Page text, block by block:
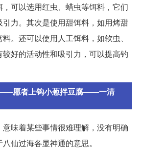
可以选用红虫、蜡虫等饵料，它们
力。其次是使用甜饵料，如用烤甜
。还可以使用人工饵料，如软虫、
好的活动性和吸引力，可以提高钓
愿者上钩小葱拌豆腐——一清
味着某些事情很难理解，没有明确
仙过海各显神通的意思。